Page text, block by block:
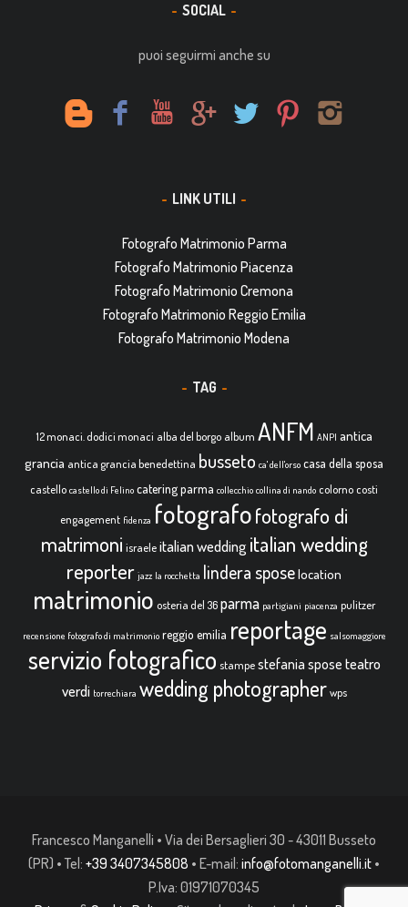
SOCIAL
puoi seguirmi anche su
LINK UTILI
Fotografo Matrimonio Parma
Fotografo Matrimonio Piacenza
Fotografo Matrimonio Cremona
Fotografo Matrimonio Reggio Emilia
Fotografo Matrimonio Modena
TAG
12 monaci. dodici monaci alba del borgo album ANFM ANPI antica
grancia antica grancia benedettina busseto ca' dell'orso casa della sposa
castello castello di Felino catering parma collecchio collina di nando colorno costi
engagement fidenza fotografofotografo di
matrimoni israele italian wedding italian wedding
reporter jazz la rocchetta lindera sposelocation
matrimonio osteria del 36parma partigiani piacenza pulitzer
recensione fotografo di matrimonio reggio emilia reportage salsomaggiore
servizio fotografico stampe stefania spose teatro
verdi torrechiara wedding photographer wps
Francesco Manganelli • Via dei Bersaglieri 30 - 43011 Busseto
(PR) • Tel: +39 3407345808 • E-mail: info@fotomanganelli.it •
P.Iva: 01971070345